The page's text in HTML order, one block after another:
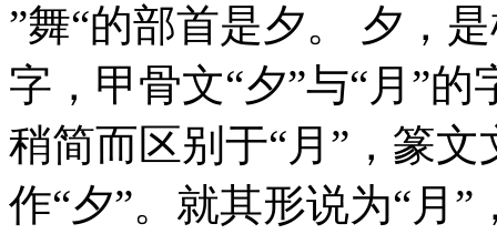
”舞“的部首是夕。 夕，
字，甲骨文“夕”与“月”
稍简而区别于“月”，篆
作“夕”。就其形说为“月